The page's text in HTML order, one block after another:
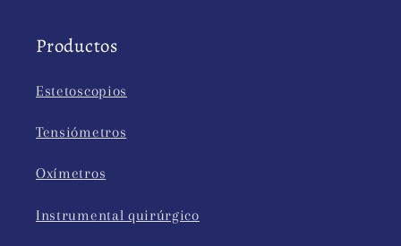
Productos
Estetoscopios
Tensiómetros
Oxímetros
Instrumental quirúrgico